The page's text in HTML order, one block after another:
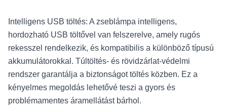
Intelligens USB töltés: A zseblámpa intelligens,
hordozható USB töltővel van felszerelve, amely rugós
rekesszel rendelkezik, és kompatibilis a különböző típusú
akkumulátorokkal. Túltöltés- és rövidzárlat-védelmi
rendszer garantálja a biztonságot töltés közben. Ez a
kényelmes megoldás lehetővé teszi a gyors és
problémamentes áramellátást bárhol.